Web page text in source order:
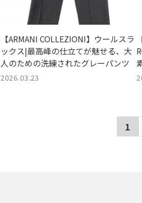
【ARMANI COLLEZIONI】ウールスラ
ックス|最高峰の仕立てが魅せる、大
人のための洗練されたグレーパンツ
2026.03.23
1